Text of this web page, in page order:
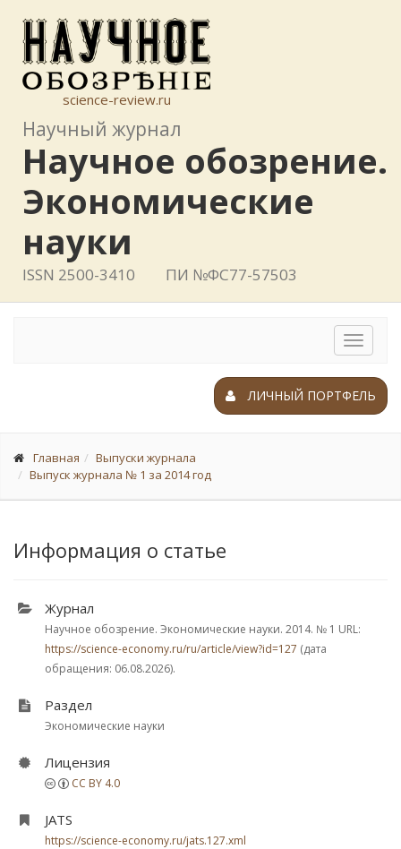
science-review.ru
Научный журнал
Научное обозрение.
Экономические
науки
ISSN 2500-3410 ПИ №ФС77-57503
Toggle
ЛИЧНЫЙ ПОРТФЕЛЬ
Главная
Выпуски журнала
Выпуск журнала № 1 за 2014 год
Информация о статье
Журнал
Научное обозрение. Экономические науки. 2014. № 1 URL:
https://science-economy.ru/ru/article/view?id=127 (дата
обращения: 06.08.2026).
Раздел
Экономические науки
Лицензия
CC BY 4.0
JATS
https://science-economy.ru/jats.127.xml